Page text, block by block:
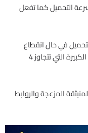
التحميل كما تفعل
في حال انقطاع
الإنترنت، وهو أمر حيوي لملفات البرامج الكبيرة التي تتجاوز 4
المزعجة والروابط